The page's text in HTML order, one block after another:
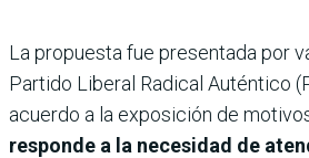
La propuesta fue presentada por
Partido Liberal Radical Auténtico
acuerdo a la exposición de
responde a la necesidad de